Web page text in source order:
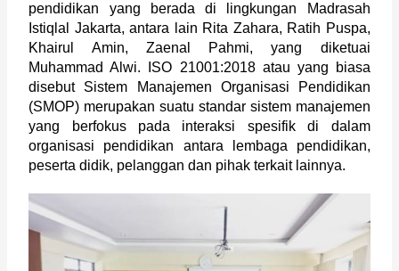
pendidikan yang berada di lingkungan Madrasah
Istiqlal Jakarta, antara lain Rita Zahara, Ratih Puspa,
Khairul Amin, Zaenal Pahmi, yang diketuai
Muhammad Alwi. ISO 21001:2018 atau yang biasa
disebut Sistem Manajemen Organisasi Pendidikan
(SMOP) merupakan suatu standar sistem manajemen
yang berfokus pada interaksi spesifik di dalam
organisasi pendidikan antara lembaga pendidikan,
peserta didik, pelanggan dan pihak terkait lainnya.